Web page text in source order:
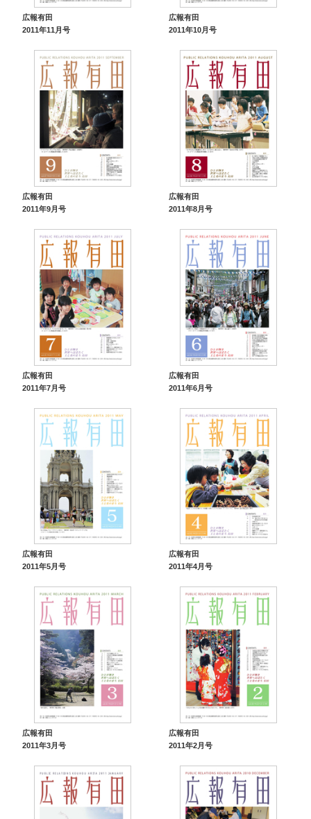
広報有田
2011年11月号
広報有田
2011年10月号
広報有田
2011年9月号
広報有田
2011年8月号
広報有田
2011年7月号
広報有田
2011年6月号
広報有田
2011年5月号
広報有田
2011年4月号
広報有田
2011年3月号
広報有田
2011年2月号